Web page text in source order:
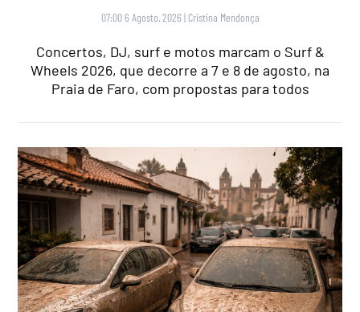
07:00 6 Agosto, 2026 | Cristina Mendonça
Concertos, DJ, surf e motos marcam o Surf &
Wheels 2026, que decorre a 7 e 8 de agosto, na
Praia de Faro, com propostas para todos